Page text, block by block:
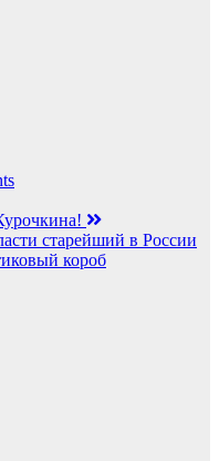
старейший в России
короб